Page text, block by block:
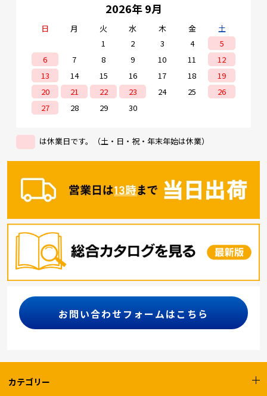
2026年 9月
日 月 火 水 木 金
土
1
2 3 4
5
6
7 8 9 10 11
12
13
14 15 16 17 18
19
20
21 22 23 24 25
26
27
28 29 30
は休業日です。（土・日・祝・年末年始は休業）
お問い合わせフォームはこちら
カテゴリー